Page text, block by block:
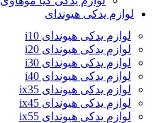
لوازم یدکی هیوندای
لوازم یدکی هیوندای i10
لوازم یدکی هیوندای i20
لوازم یدکی هیوندای i30
لوازم یدکی هیوندای i40
لوازم یدکی هیوندای ix35
لوازم یدکی هیوندای ix45
لوازم یدکی هیوندای ix55